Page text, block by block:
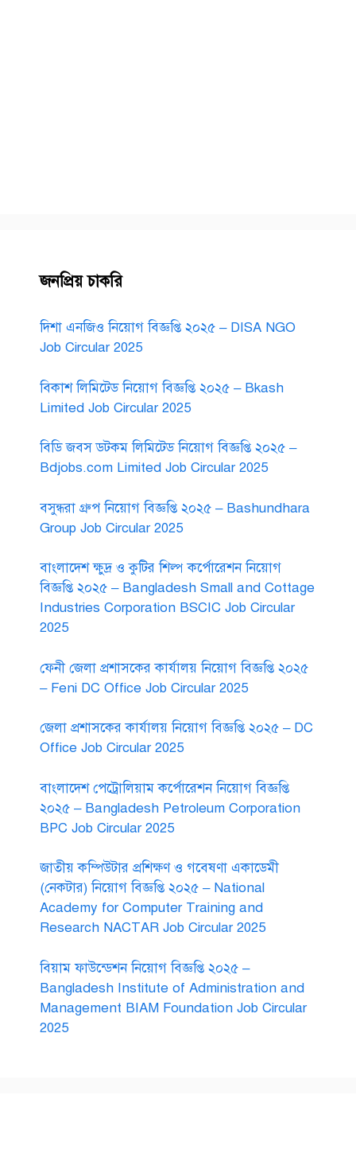
জনপ্রিয় চাকরি
দিশা এনজিও নিয়োগ বিজ্ঞপ্তি ২০২৫ – DISA NGO
Job Circular 2025
বিকাশ লিমিটেড নিয়োগ বিজ্ঞপ্তি ২০২৫ – Bkash
Limited Job Circular 2025
বিডি জবস ডটকম লিমিটেড নিয়োগ বিজ্ঞপ্তি ২০২৫ –
Bdjobs.com Limited Job Circular 2025
বসুন্ধরা গ্রুপ নিয়োগ বিজ্ঞপ্তি ২০২৫ – Bashundhara
Group Job Circular 2025
বাংলাদেশ ক্ষুদ্র ও কুটির শিল্প কর্পোরেশন নিয়োগ
বিজ্ঞপ্তি ২০২৫ – Bangladesh Small and Cottage
Industries Corporation BSCIC Job Circular
2025
ফেনী জেলা প্রশাসকের কার্যালয় নিয়োগ বিজ্ঞপ্তি ২০২৫
– Feni DC Office Job Circular 2025
জেলা প্রশাসকের কার্যালয় নিয়োগ বিজ্ঞপ্তি ২০২৫ – DC
Office Job Circular 2025
বাংলাদেশ পেট্রোলিয়াম কর্পোরেশন নিয়োগ বিজ্ঞপ্তি
২০২৫ – Bangladesh Petroleum Corporation
BPC Job Circular 2025
জাতীয় কম্পিউটার প্রশিক্ষণ ও গবেষণা একাডেমী
(নেকটার) নিয়োগ বিজ্ঞপ্তি ২০২৫ – National
Academy for Computer Training and
Research NACTAR Job Circular 2025
বিয়াম ফাউন্ডেশন নিয়োগ বিজ্ঞপ্তি ২০২৫ –
Bangladesh Institute of Administration and
Management BIAM Foundation Job Circular
2025